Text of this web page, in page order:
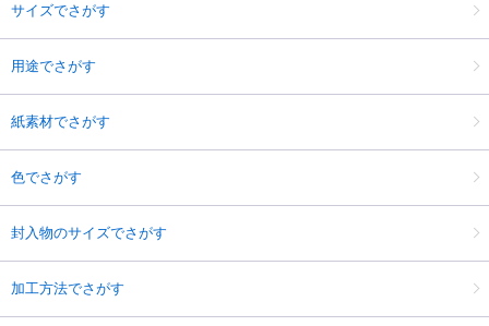
サイズでさがす
用途でさがす
紙素材でさがす
色でさがす
封入物のサイズでさがす
加工方法でさがす